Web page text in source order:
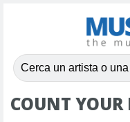
COUNT YOUR